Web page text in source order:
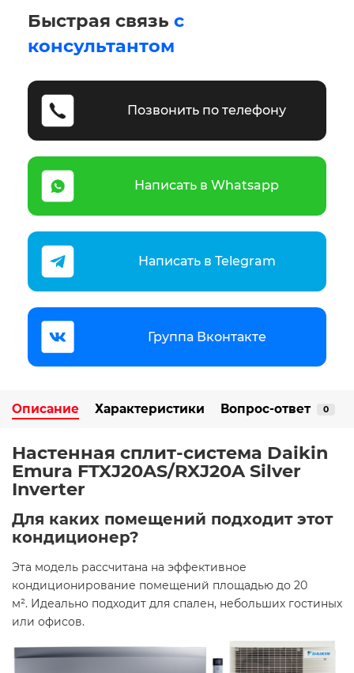
Быстрая связь с
консультантом
Позвонить по телефону
Написать в Whatsapp
Написать в Telegram
Группа Вконтакте
Описание Характеристики Вопрос-ответ 0
Настенная сплит-система Daikin
Emura FTXJ20AS/RXJ20A Silver
Inverter
Для каких помещений подходит этот
кондиционер?
Эта модель рассчитана на эффективное
кондиционирование помещений площадью до 20
м². Идеально подходит для спален, небольших гостиных
или офисов. ​